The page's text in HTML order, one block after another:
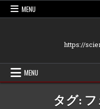
Skip
MENU
https://
MENU
タグ: